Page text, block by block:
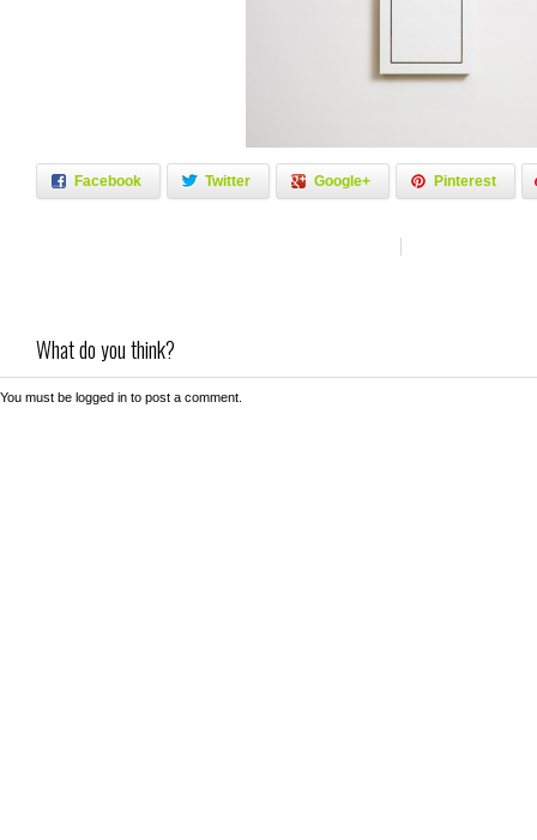
Facebook Twitter Google+ Pinterest
What do you think?
You must be logged in to post a comment.